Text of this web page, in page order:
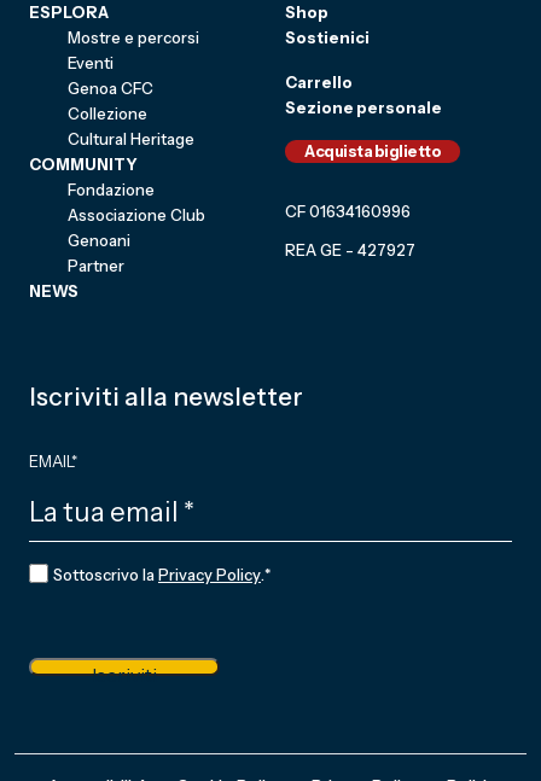
ESPLORA
Mostre e percorsi
Eventi
Genoa CFC
Collezione
Cultural Heritage
COMMUNITY
Fondazione
Associazione Club
Genoani
Partner
NEWS
Shop
Sostienici
Carrello
Sezione personale
Acquista biglietto
CF 01634160996
REA GE - 427927
Iscriviti alla newsletter
EMAIL*
CONSENSO*
Sottoscrivo laPrivacy Policy.*
Iscriviti